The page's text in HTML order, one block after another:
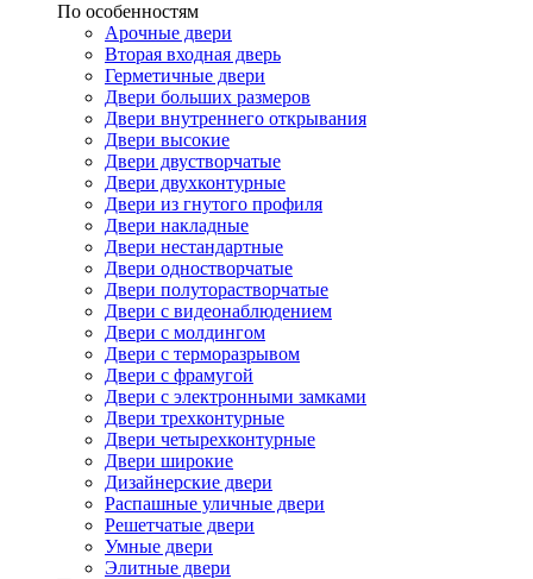
По особенностям
Арочные двери
Вторая входная дверь
Герметичные двери
Двери больших размеров
Двери внутреннего открывания
Двери высокие
Двери двустворчатые
Двери двухконтурные
Двери из гнутого профиля
Двери накладные
Двери нестандартные
Двери одностворчатые
Двери полуторастворчатые
Двери с видеонаблюдением
Двери с молдингом
Двери с терморазрывом
Двери с фрамугой
Двери с электронными замками
Двери трехконтурные
Двери четырехконтурные
Двери широкие
Дизайнерские двери
Распашные уличные двери
Решетчатые двери
Умные двери
Элитные двери